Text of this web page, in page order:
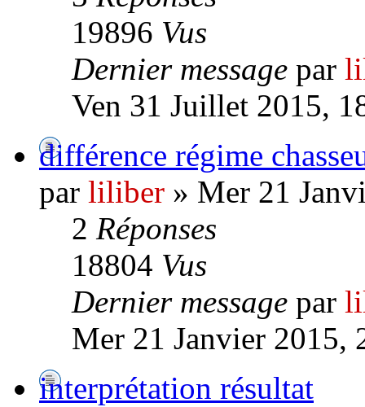
19896 Vus
Dernier message par
Ven 31 Juillet 2015,
différence régime
par liliber » Mer 21
2 Réponses
18804 Vus
Dernier message par
Mer 21 Janvier 2015,
interprétation résultat